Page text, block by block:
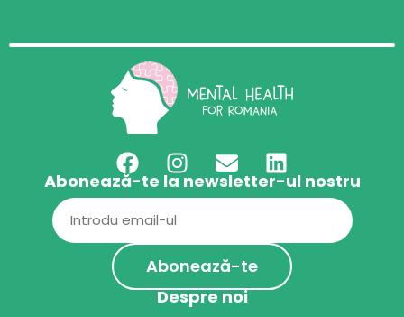
Abonează-te la newsletter-ul nostru
Email
(Required)
Despre noi